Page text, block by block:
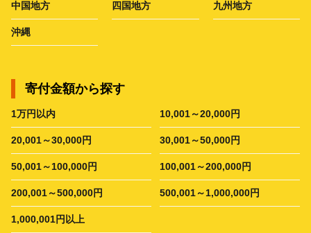
中国地方 四国地方 九州地方
沖縄
寄付金額から探す
1万円以内 10,001～20,000円
20,001～30,000円 30,001～50,000円
50,001～100,000円 100,001～200,000円
200,001～500,000円 500,001～1,000,000円
1,000,001円以上